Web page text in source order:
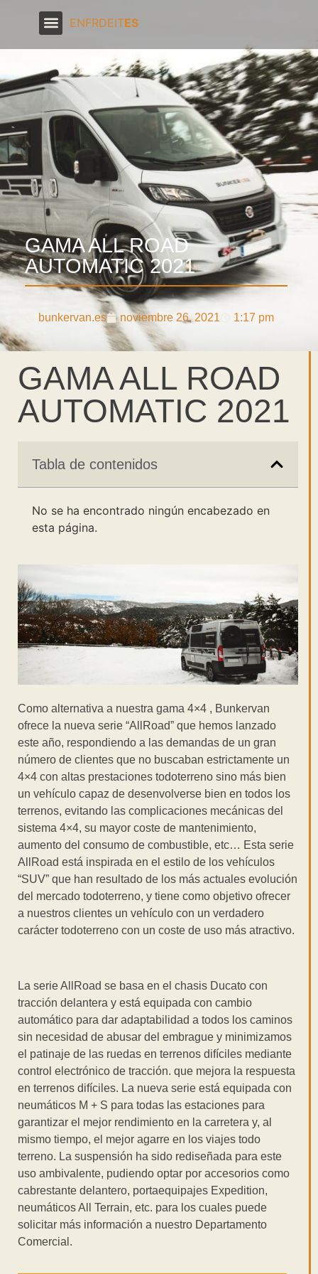
ENFRDEITES
GAMA ALL ROAD
AUTOMATIC 2021
bunkervan.es noviembre 26, 2021 1:17 pm
GAMA ALL ROAD
AUTOMATIC 2021
Tabla de contenidos
No se ha encontrado ningún encabezado en
esta página.
Como alternativa a nuestra gama 4×4 , Bunkervan
ofrece la nueva serie “AllRoad” que hemos lanzado
este año, respondiendo a las demandas de un gran
número de clientes que no buscaban estrictamente un
4×4 con altas prestaciones todoterreno sino más bien
un vehículo capaz de desenvolverse bien en todos los
terrenos, evitando las complicaciones mecánicas del
sistema 4×4, su mayor coste de mantenimiento,
aumento del consumo de combustible, etc… Esta serie
AllRoad está inspirada en el estilo de los vehículos
“SUV” que han resultado de los más actuales evolución
del mercado todoterreno, y tiene como objetivo ofrecer
a nuestros clientes un vehículo con un verdadero
carácter todoterreno con un coste de uso más atractivo.
La serie AllRoad se basa en el chasis Ducato con
tracción delantera y está equipada con cambio
automático para dar adaptabilidad a todos los caminos
sin necesidad de abusar del embrague y minimizamos
el patinaje de las ruedas en terrenos difíciles mediante
control electrónico de tracción. que mejora la respuesta
en terrenos difíciles. La nueva serie está equipada con
neumáticos M + S para todas las estaciones para
garantizar el mejor rendimiento en la carretera y, al
mismo tiempo, el mejor agarre en los viajes todo
terreno. La suspensión ha sido rediseñada para este
uso ambivalente, pudiendo optar por accesorios como
cabrestante delantero, portaequipajes Expedition,
neumáticos All Terrain, etc. para los cuales puede
solicitar más información a nuestro Departamento
Comercial.